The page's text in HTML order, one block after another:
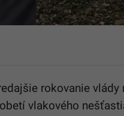
rokovanie vlády
vlakového